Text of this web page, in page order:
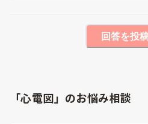
回答を投
「心電図」のお悩み相談